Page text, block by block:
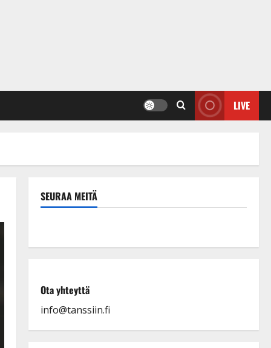
LIVE
SEURAA MEITÄ
Ota yhteyttä
info@tanssiin.fi